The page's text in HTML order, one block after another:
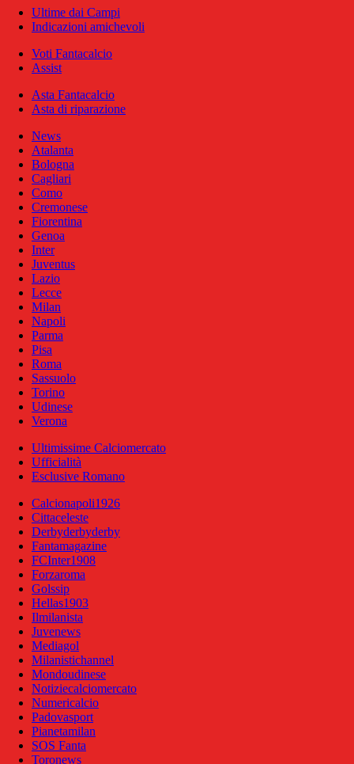
Ultime dai Campi
Indicazioni amichevoli
Voti Fantacalcio
Assist
Asta Fantacalcio
Asta di riparazione
News
Atalanta
Bologna
Cagliari
Como
Cremonese
Fiorentina
Genoa
Inter
Juventus
Lazio
Lecce
Milan
Napoli
Parma
Pisa
Roma
Sassuolo
Torino
Udinese
Verona
Ultimissime Calciomercato
Ufficialità
Esclusive Romano
Calcionapoli1926
Cittaceleste
Derbyderbyderby
Fantamagazine
FCInter1908
Forzaroma
Golssip
Hellas1903
Ilmilanista
Juvenews
Mediagol
Milanistichannel
Mondoudinese
Notiziecalciomercato
Numericalcio
Padovasport
Pianetamilan
SOS Fanta
Toronews